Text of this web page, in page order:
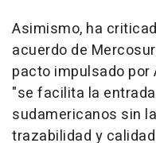
Asimismo, ha
acuerdo de
pacto impulsado por
"se facilita la
sudamericanos sin
trazabilidad y